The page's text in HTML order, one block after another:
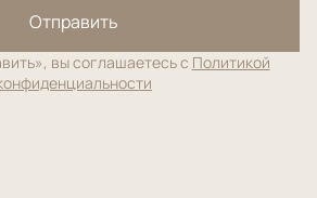
Отправить
вы соглашаетесь с Политикой